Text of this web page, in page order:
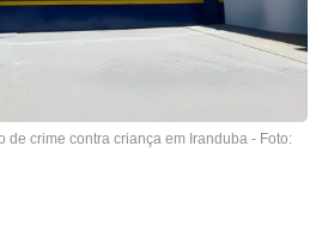
de crime contra criança em Iranduba - Foto: